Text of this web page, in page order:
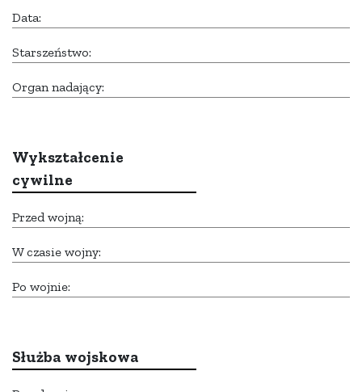
Data:
Starszeństwo:
Organ nadający:
Wykształcenie
cywilne
Przed wojną:
W czasie wojny:
Po wojnie:
Służba wojskowa